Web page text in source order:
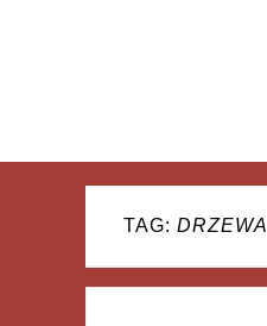
TAG: DRZEWA